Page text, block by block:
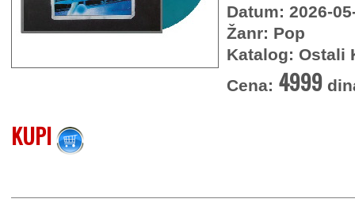
Datum: 2026-
Žanr: Pop
Katalog: Ostali
Cena: 4999
KUPI